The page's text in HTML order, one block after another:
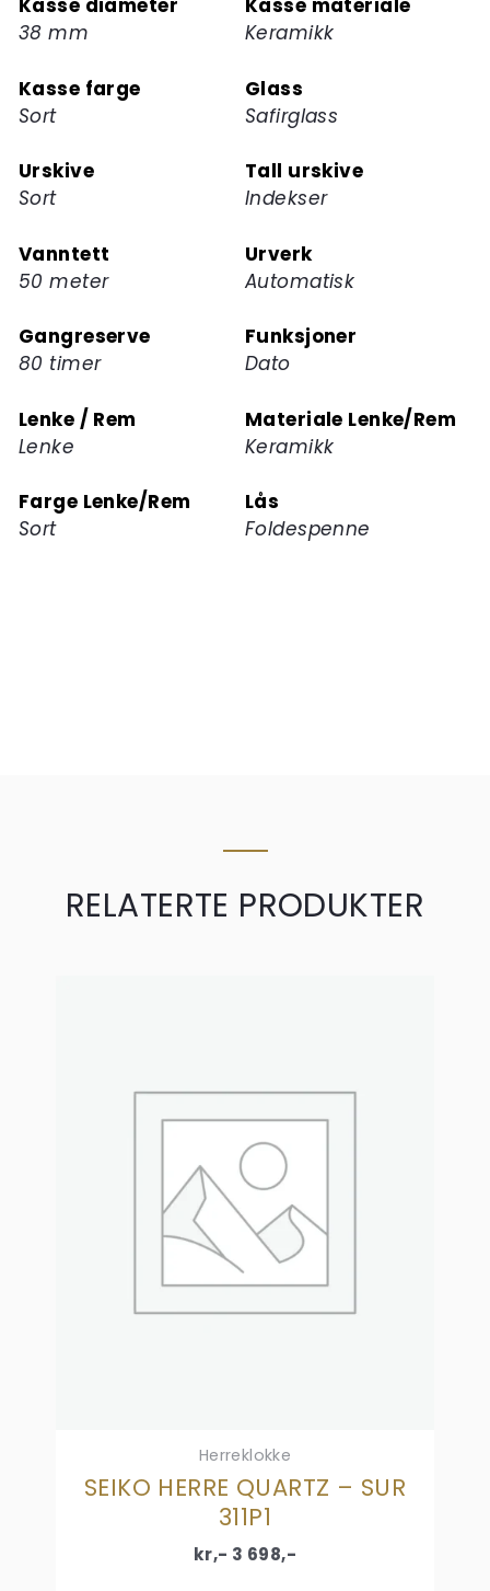
Kasse diameter
38 mm
Kasse materiale
Keramikk
Kasse farge
Sort
Glass
Safirglass
Urskive
Sort
Tall urskive
Indekser
Vanntett
50 meter
Urverk
Automatisk
Gangreserve
80 timer
Funksjoner
Dato
Lenke / Rem
Lenke
Materiale Lenke/Rem
Keramikk
Farge Lenke/Rem
Sort
Lås
Foldespenne
RELATERTE PRODUKTER
Herreklokke
SEIKO HERRE QUARTZ – SUR
311P1
kr,- 3 698,-